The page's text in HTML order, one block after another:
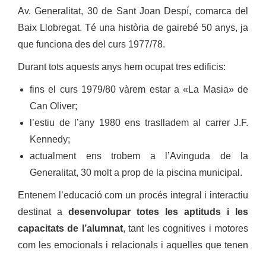
Av. Generalitat, 30 de Sant Joan Despí, comarca del
Baix Llobregat. Té una història de gairebé 50 anys, ja
que funciona des del curs 1977/78.
Durant tots aquests anys hem ocupat tres edificis:
fins el curs 1979/80 vàrem estar a «La Masia» de
Can Oliver;
l’estiu de l’any 1980 ens traslladem al carrer J.F.
Kennedy;
actualment ens trobem a l’Avinguda de la
Generalitat, 30 molt a prop de la piscina municipal.
Entenem l’educació com un procés integral i interactiu
destinat a desenvolupar totes les aptituds i les
capacitats de l’alumnat, tant les cognitives i motores
com les emocionals i relacionals i aquelles que tenen